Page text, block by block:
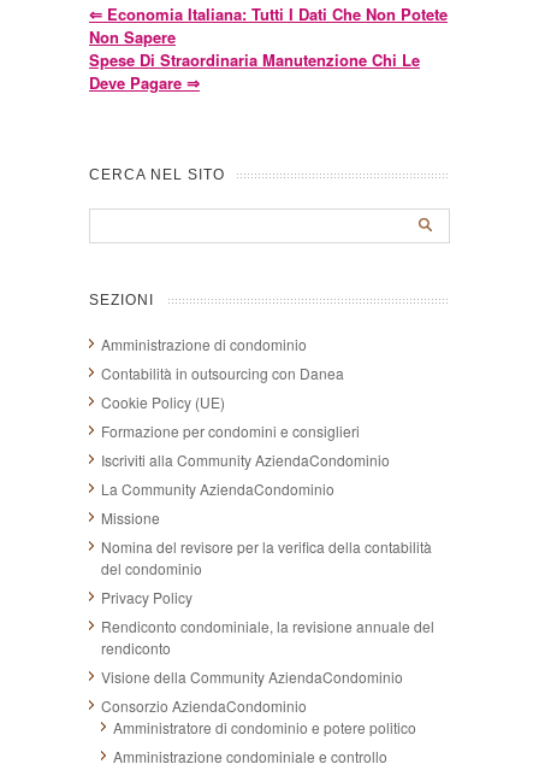
⇐ Economia Italiana: Tutti I Dati Che Non Potete
Non Sapere
Spese Di Straordinaria Manutenzione Chi Le
Deve Pagare ⇒
CERCA NEL SITO
SEZIONI
Amministrazione di condominio
Contabilità in outsourcing con Danea
Cookie Policy (UE)
Formazione per condomini e consiglieri
Iscriviti alla Community AziendaCondominio
La Community AziendaCondominio
Missione
Nomina del revisore per la verifica della contabilità
del condominio
Privacy Policy
Rendiconto condominiale, la revisione annuale del
rendiconto
Visione della Community AziendaCondominio
Consorzio AziendaCondominio
Amministratore di condominio e potere politico
Amministrazione condominiale e controllo